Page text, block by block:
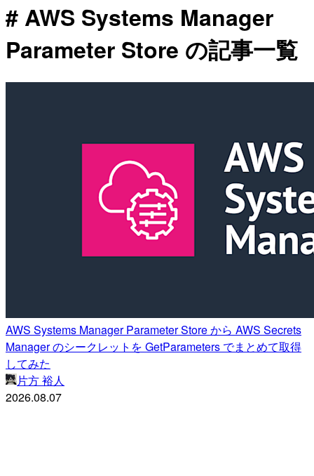
# AWS Systems Manager
Parameter Store の記事一覧
AWS Systems Manager Parameter Store から AWS Secrets
Manager のシークレットを GetParameters でまとめて取得
してみた
片方 裕人
2026.08.07